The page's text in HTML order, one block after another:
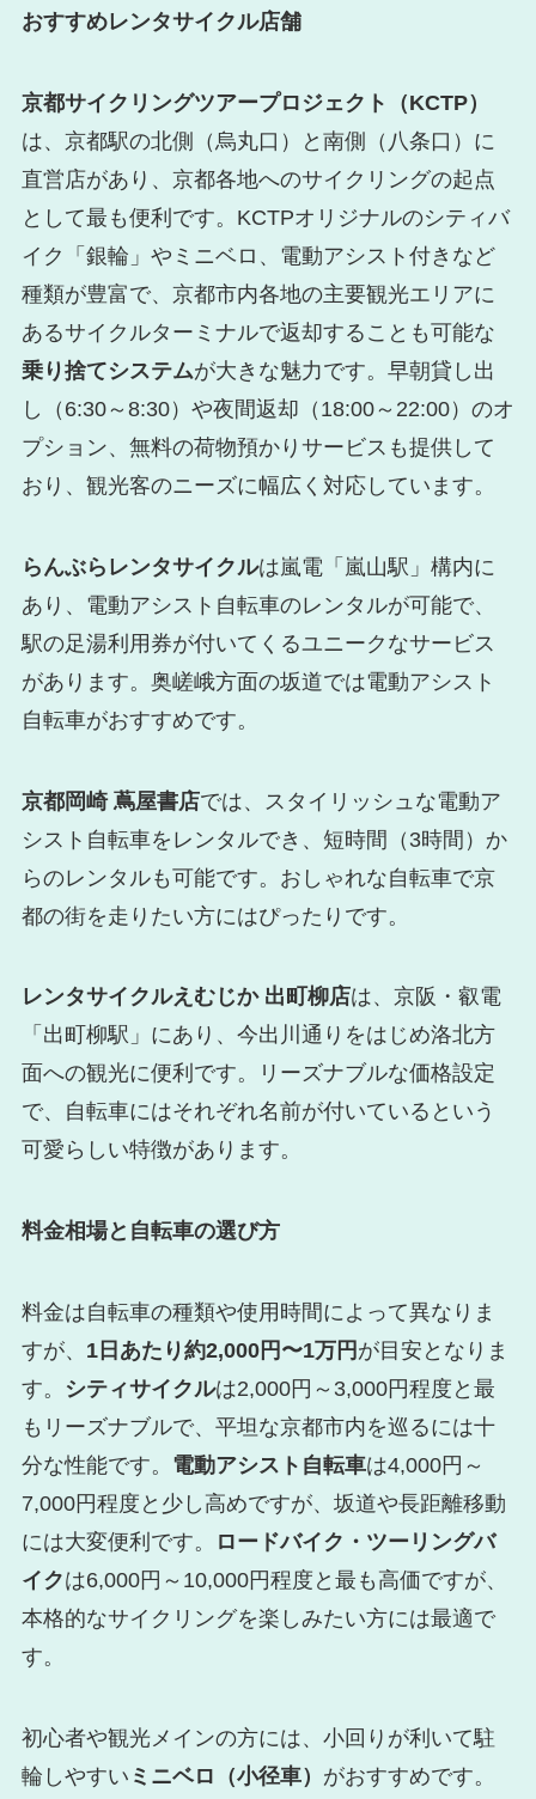
おすすめレンタサイクル店舗
京都サイクリングツアープロジェクト（KCTP）
は、京都駅の北側（烏丸口）と南側（八条口）に
直営店があり、京都各地へのサイクリングの起点
として最も便利です。KCTPオリジナルのシティバ
イク「銀輪」やミニベロ、電動アシスト付きなど
種類が豊富で、京都市内各地の主要観光エリアに
あるサイクルターミナルで返却することも可能な
乗り捨てシステムが大きな魅力です。早朝貸し出
し（6:30～8:30）や夜間返却（18:00～22:00）のオ
プション、無料の荷物預かりサービスも提供して
おり、観光客のニーズに幅広く対応しています。
らんぶらレンタサイクルは嵐電「嵐山駅」構内に
あり、電動アシスト自転車のレンタルが可能で、
駅の足湯利用券が付いてくるユニークなサービス
があります。奥嵯峨方面の坂道では電動アシスト
自転車がおすすめです。
京都岡崎 蔦屋書店では、スタイリッシュな電動ア
シスト自転車をレンタルでき、短時間（3時間）か
らのレンタルも可能です。おしゃれな自転車で京
都の街を走りたい方にはぴったりです。
レンタサイクルえむじか 出町柳店は、京阪・叡電
「出町柳駅」にあり、今出川通りをはじめ洛北方
面への観光に便利です。リーズナブルな価格設定
で、自転車にはそれぞれ名前が付いているという
可愛らしい特徴があります。
料金相場と自転車の選び方
料金は自転車の種類や使用時間によって異なりま
すが、 1日あたり約2,000円〜1万円 が目安となりま
す。
シティサイクルは2,000円～3,000円程度と最
もリーズナブルで、平坦な京都市内を巡るには十
分な性能です。 電動アシスト自転車は4,000円～
7,000円程度と少し高めですが、坂道や長距離移動
には大変便利です。
ロードバイク・ツーリングバ
イクは6,000円～10,000円程度と最も高価ですが、
本格的なサイクリングを楽しみたい方には最適で
す。
初心者や観光メインの方には、小回りが利いて駐
輪しやすい ミニベロ（小径車） がおすすめです。